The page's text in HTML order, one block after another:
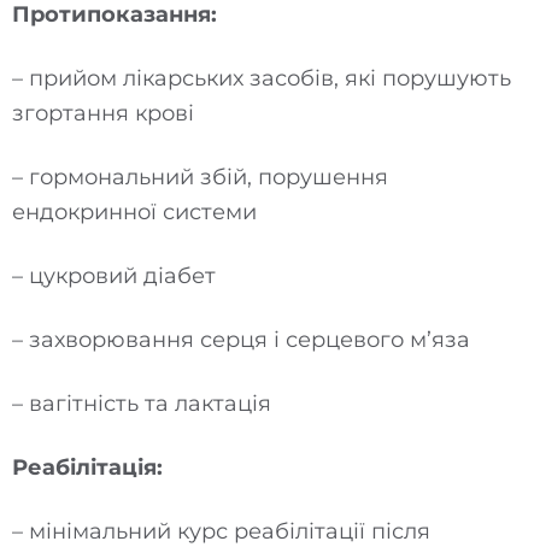
Протипоказання:
– прийом лікарських засобів, які порушують
згортання крові
– гормональний збій, порушення
ендокринної системи
– цукровий діабет
– захворювання серця і серцевого м’яза
– вагітність та лактація
Реабілітація:
– мінімальний курс реабілітації після